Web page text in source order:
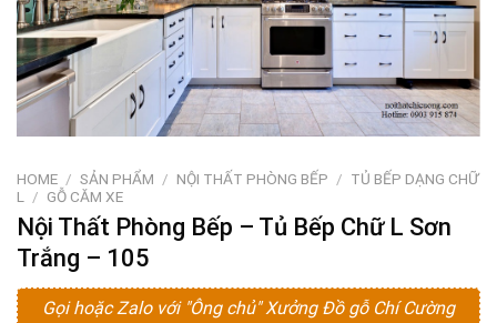
HOME / SẢN PHẨM / NỘI THẤT PHÒNG BẾP / TỦ BẾP DẠNG CHỮ
L
/ GỖ CĂM XE
Nội Thất Phòng Bếp – Tủ Bếp Chữ L Sơn
Trắng – 105
Gọi hoặc Zalo với "Ông chủ" Xưởng Đồ gỗ Chí Cường